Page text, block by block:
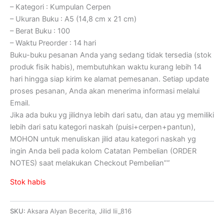
– Kategori : Kumpulan Cerpen
– Ukuran Buku : A5 (14,8 cm x 21 cm)
– Berat Buku : 100
– Waktu Preorder : 14 hari
Buku-buku pesanan Anda yang sedang tidak tersedia (stok
produk fisik habis), membutuhkan waktu kurang lebih 14
hari hingga siap kirim ke alamat pemesanan. Setiap update
proses pesanan, Anda akan menerima informasi melalui
Email.
Jika ada buku yg jilidnya lebih dari satu, dan atau yg memiliki
lebih dari satu kategori naskah (puisi+cerpen+pantun),
MOHON untuk menuliskan jilid atau kategori naskah yg
ingin Anda beli pada kolom Catatan Pembelian (ORDER
NOTES) saat melakukan Checkout Pembelian””
Stok habis
SKU: Aksara Alyan Becerita, Jilid Iii_816